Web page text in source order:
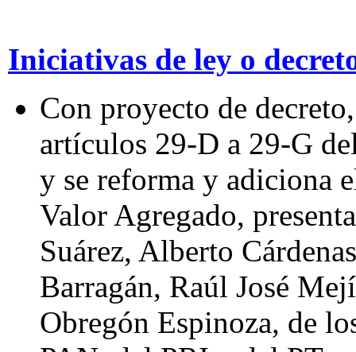
Iniciativas de ley o
Con proyecto de
artículos 29-D a 29-G
y se reforma y adiciona
Valor Agregado,
Suárez, Alberto
Barragán, Raúl José
Obregón Espinoza, de